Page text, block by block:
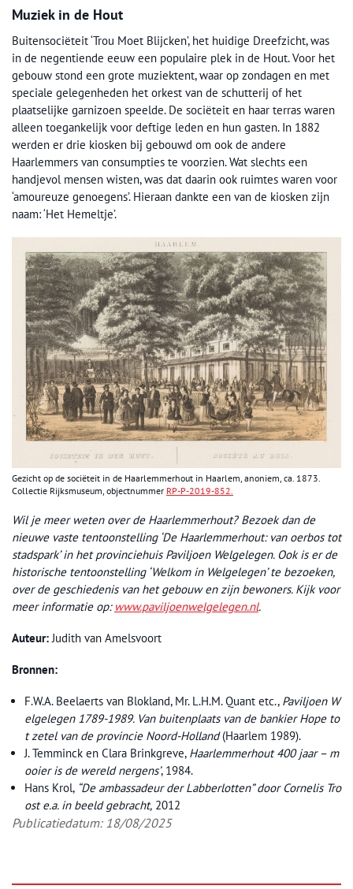
Muziek in de Hout
Buitensociëteit ‘Trou Moet Blijcken’, het huidige Dreefzicht, was
in de negentiende eeuw een populaire plek in de Hout. Voor het
gebouw stond een grote muziektent, waar op zondagen en met
speciale gelegenheden het orkest van de schutterij of het
plaatselijke garnizoen speelde. De sociëteit en haar terras waren
alleen toegankelijk voor deftige leden en hun gasten. In 1882
werden er drie kiosken bij gebouwd om ook de andere
Haarlemmers van consumpties te voorzien. Wat slechts een
handjevol mensen wisten, was dat daarin ook ruimtes waren voor
‘amoureuze genoegens’. Hieraan dankte een van de kiosken zijn
naam: ‘Het Hemeltje’.
Gezicht op de sociëteit in de Haarlemmerhout in Haarlem, anoniem, ca. 1873.
Collectie Rijksmuseum, objectnummer RP-P-2019-852.
Wil je meer weten over de Haarlemmerhout? Bezoek dan de
nieuwe vaste tentoonstelling ‘De Haarlemmerhout: van oerbos tot
stadspark’ in het provinciehuis Paviljoen Welgelegen. Ook is er de
historische tentoonstelling ‘Welkom in Welgelegen’ te bezoeken,
over de geschiedenis van het gebouw en zijn bewoners. Kijk voor
meer informatie op: www.paviljoenwelgelegen.nl.
Auteur: Judith van Amelsvoort
Bronnen:
F.W.A. Beelaerts van Blokland, Mr. L.H.M. Quant etc., Paviljoen W
elgelegen 1789-1989. Van buitenplaats van de bankier Hope to
t zetel van de provincie Noord-Holland(Haarlem 1989).
J. Temminck en Clara Brinkgreve, Haarlemmerhout 400 jaar –m
ooier is de wereld nergens’, 1984.
Hans Krol, “De ambassadeur der Labberlotten” door Cornelis Tro
ost e.a. in beeld gebracht, 2012
Publicatiedatum: 18/08/2025